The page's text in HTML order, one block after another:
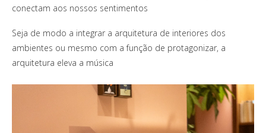
conectam aos nossos sentimentos
Seja de modo a integrar a arquitetura de interiores dos
ambientes ou mesmo com a função de protagonizar, a
arquitetura eleva a música